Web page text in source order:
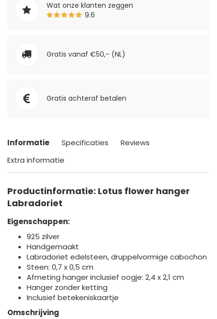
Wat onze klanten zeggen
9.6
Gratis vanaf €50,- (NL)
Gratis achteraf betalen
Informatie Specificaties
Reviews
Extra informatie
Productinformatie: Lotus flower hanger
Labradoriet
Eigenschappen:
925 zilver
Handgemaakt
Labradoriet edelsteen, druppelvormige cabochon
Steen: 0,7 x 0,5 cm
Afmeting hanger inclusief oogje: 2,4 x 2,1 cm
Hanger zonder ketting
Inclusief betekeniskaartje
Omschrijving